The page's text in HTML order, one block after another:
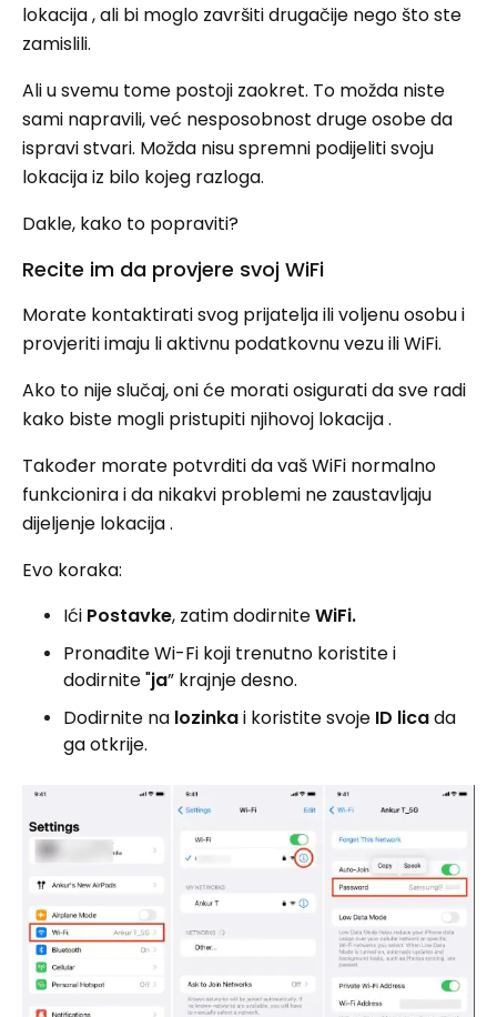
lokacija , ali bi moglo završiti drugačije nego što ste
zamislili.
Ali u svemu tome postoji zaokret. To možda niste
sami napravili, već nesposobnost druge osobe da
ispravi stvari. Možda nisu spremni podijeliti svoju
lokacija iz bilo kojeg razloga.
Dakle, kako to popraviti?
Recite im da provjere svoj WiFi
Morate kontaktirati svog prijatelja ili voljenu osobu i
provjeriti imaju li aktivnu podatkovnu vezu ili WiFi.
Ako to nije slučaj, oni će morati osigurati da sve radi
kako biste mogli pristupiti njihovoj lokacija .
Također morate potvrditi da vaš WiFi normalno
funkcionira i da nikakvi problemi ne zaustavljaju
dijeljenje lokacija .
Evo koraka:
Ići Postavke, zatim dodirniteWiFi.
Pronađite Wi-Fi koji trenutno koristite i
dodirnite "ja” krajnje desno.
Dodirnite na lozinkai koristite svoje ID licada
ga otkrije.